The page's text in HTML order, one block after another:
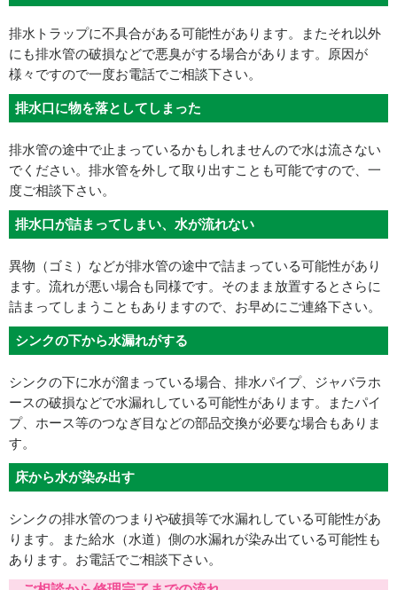
排水トラップに不具合がある可能性があります。またそれ以外
にも排水管の破損などで悪臭がする場合があります。原因が
様々ですので一度お電話でご相談下さい。
排水口に物を落としてしまった
排水管の途中で止まっているかもしれませんので水は流さない
でください。排水管を外して取り出すことも可能ですので、一
度ご相談下さい。
排水口が詰まってしまい、水が流れない
異物（ゴミ）などが排水管の途中で詰まっている可能性があり
ます。流れが悪い場合も同様です。そのまま放置するとさらに
詰まってしまうこともありますので、お早めにご連絡下さい。
シンクの下から水漏れがする
シンクの下に水が溜まっている場合、排水パイプ、ジャバラホ
ースの破損などで水漏れしている可能性があります。またパイ
プ、ホース等のつなぎ目などの部品交換が必要な場合もありま
す。
床から水が染み出す
シンクの排水管のつまりや破損等で水漏れしている可能性があ
ります。また給水（水道）側の水漏れが染み出ている可能性も
あります。お電話でご相談下さい。